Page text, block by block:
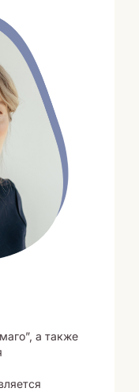
а также